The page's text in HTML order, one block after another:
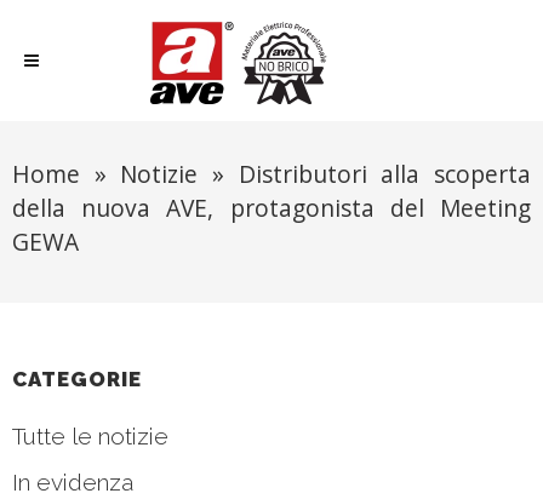
Home » Notizie » Distributori alla scoperta
della nuova AVE, protagonista del Meeting
GEWA
CATEGORIE
Tutte le notizie
In evidenza